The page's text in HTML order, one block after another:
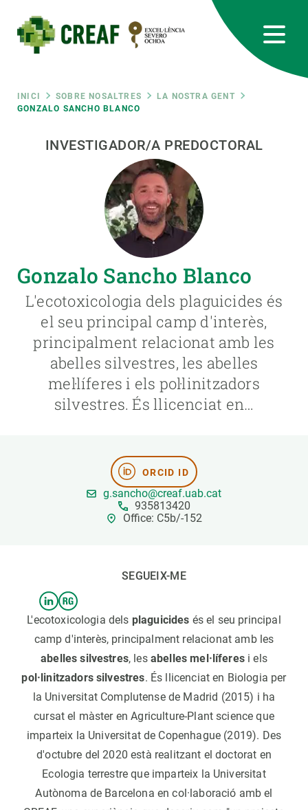
contingut
Fil
d'ariadna
INICI SOBRE NOSALTRES
LA NOSTRA GENT
GONZALO SANCHO BLANCO
INVESTIGADOR/A PREDOCTORAL
Gonzalo Sancho Blanco
L'ecotoxicologia dels plaguicides és
el seu principal camp d'interès,
principalment relacionat amb les
abelles silvestres, les abelles
mel·líferes i els pol·linitzadors
silvestres. És llicenciat en…
ORCID ID
g.sancho@creaf.uab.cat
935813420
Office: C5b/-152
SEGUEIX-ME
L'ecotoxicologia dels plaguicides és el seu principal
camp d'interès, principalment relacionat amb les
abelles silvestres, les abelles mel·líferesi els
pol·linitzadors silvestres. És llicenciat en Biologia per
la Universitat Complutense de Madrid (2015) i ha
cursat el màster en Agriculture-Plant science que
imparteix la Universitat de Copenhague (2019). Des
d'octubre del 2020 està realitzant el doctorat en
Ecologia terrestre que imparteix la Universitat
Autònoma de Barcelona en col·laboració amb el
RRSS
Featured
responsive
Responsive
CIÈNCIA EN ACCIÓ
UNEIX-TE A NOSALTRES
PARTICIPA
NOTÍCIES I AGENDA